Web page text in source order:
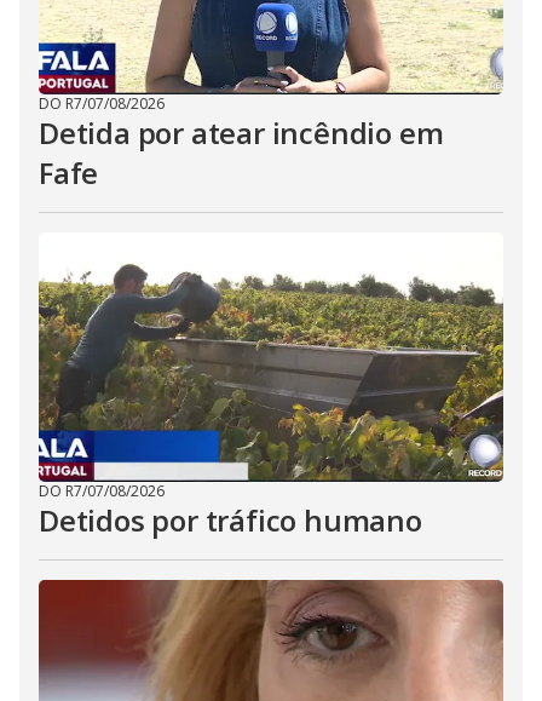
DO R7/07/08/2026
Detida por atear incêndio em
Fafe
DO R7/07/08/2026
Detidos por tráfico humano